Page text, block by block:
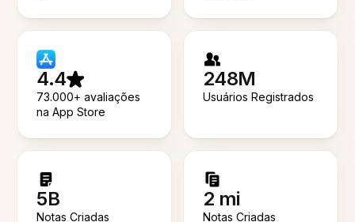
4.4
73.000+ avaliações
na App Store
248M
Usuários Registrados
5B
Notas Criadas
2 mi
Notas Criadas